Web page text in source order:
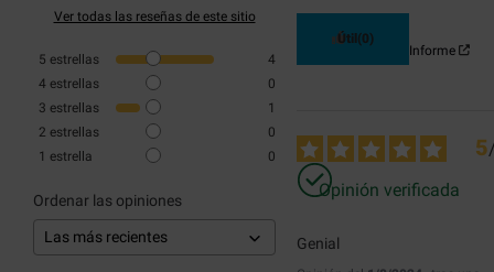
Ver todas las reseñas de este sitio
5 estrellas
4
4 estrellas
0
3 estrellas
1
2 estrellas
0
1 estrella 0
Ordenar las opiniones
Útil (0)
Informe
5
Opinión verificada
Genial